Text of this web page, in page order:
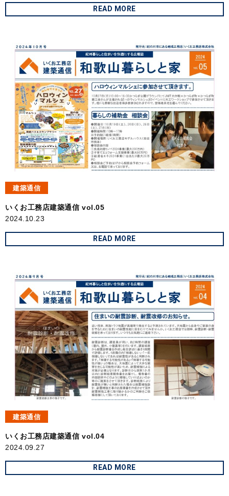
READ MORE
建築通信
いくお工務店建築通信 vol.05
2024.10.23
READ MORE
建築通信
いくお工務店建築通信 vol.04
2024.09.27
READ MORE